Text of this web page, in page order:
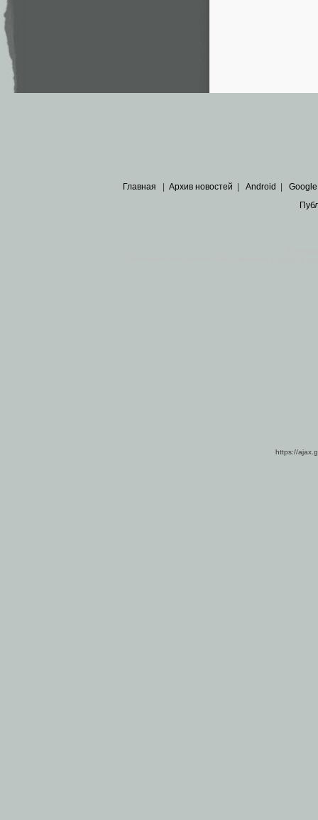
Главная Архив новостей Android Google
https://